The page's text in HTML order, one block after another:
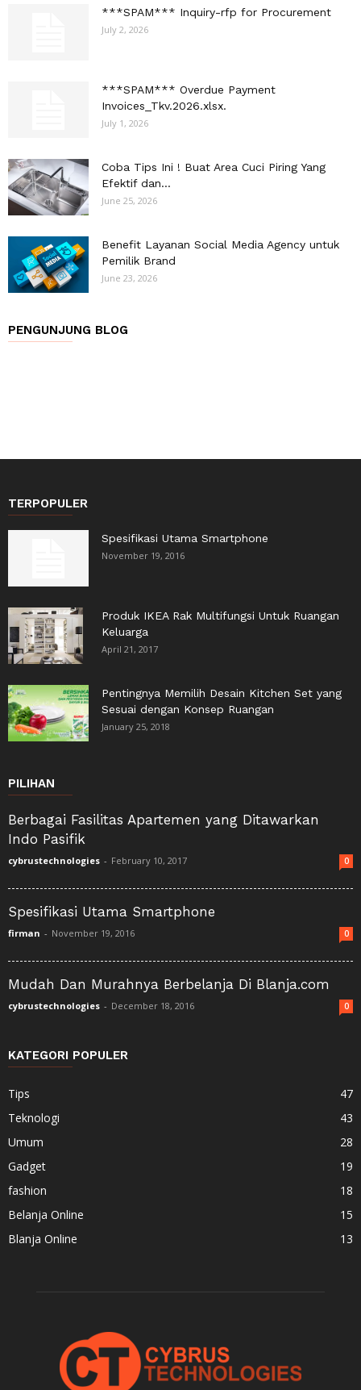
***SPAM*** Inquiry-rfp for Procurement
July 2, 2026
***SPAM*** Overdue Payment
Invoices_Tkv.2026.xlsx.
July 1, 2026
Coba Tips Ini ! Buat Area Cuci Piring Yang
Efektif dan...
June 25, 2026
Benefit Layanan Social Media Agency untuk
Pemilik Brand
June 23, 2026
PENGUNJUNG BLOG
TERPOPULER
Spesifikasi Utama Smartphone
November 19, 2016
Produk IKEA Rak Multifungsi Untuk Ruangan
Keluarga
April 21, 2017
Pentingnya Memilih Desain Kitchen Set yang
Sesuai dengan Konsep Ruangan
January 25, 2018
PILIHAN
Berbagai Fasilitas Apartemen yang Ditawarkan
Indo Pasifik
cybrustechnologies - February 10, 2017 0
Spesifikasi Utama Smartphone
firman - November 19, 2016 0
Mudah Dan Murahnya Berbelanja Di Blanja.com
cybrustechnologies - December 18, 2016 0
KATEGORI POPULER
Tips
47
Teknologi
43
Umum
28
Gadget
19
fashion
18
Belanja Online
15
Blanja Online
13